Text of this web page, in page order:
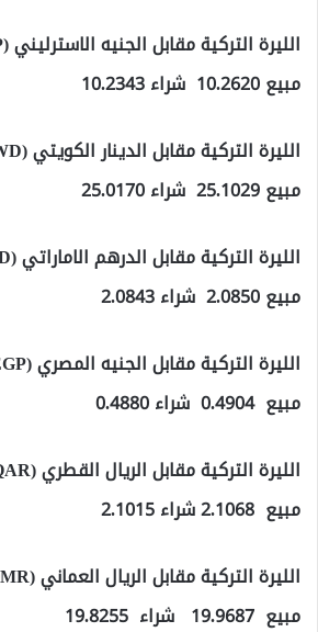
الليرة التركية مقابل الجنيه الاسترليني (GBP)
مبيع 10.2620 شراء 10.2343
الليرة التركية مقابل الدينار الكويتي (KWD)
مبيع 25.1029 شراء 25.0170
الليرة التركية مقابل الدرهم الاماراتي (AED)
مبيع 2.0850 شراء 2.0843
الليرة التركية مقابل الجنيه المصري (EGP)
مبيع 0.4904 شراء 0.4880
الليرة التركية مقابل الريال القطري (QAR)
مبيع 2.1068 شراء 2.1015
الليرة التركية مقابل الريال العماني (OMR)
مبيع 19.9687 شراء 19.8255